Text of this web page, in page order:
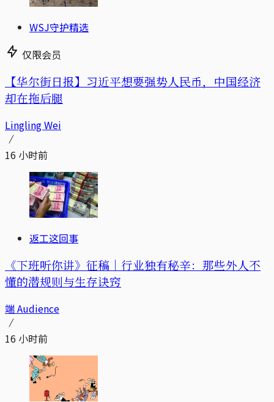
WSJ守护精选
仅限会员
【华尔街日报】习近平想要强势人民币，中国经济
却在拖后腿
Lingling Wei
16 小时前
返工这回事
《下班听你讲》征稿｜行业独有秘辛：那些外人不
懂的潜规则与生存诀窍
端 Audience
16 小时前